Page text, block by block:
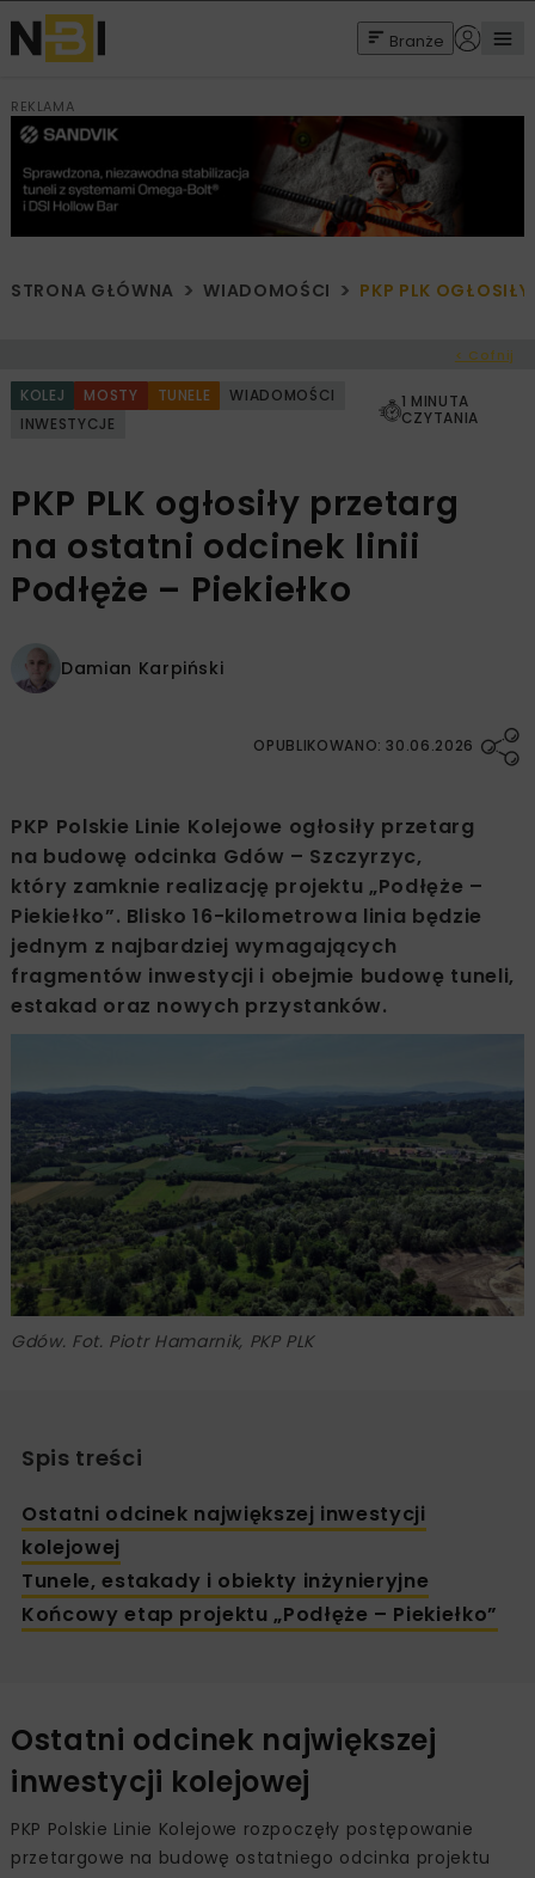
Branże
REKLAMA
STRONA GŁÓWNA WIADOMOŚCI PKP PLK
< Cofnij
KOLEJ MOSTY TUNELE
WIADOMOŚCI
INWESTYCJE
1 MINUTA
CZYTANIA
PKP PLK ogłosiły przetarg
na ostatni odcinek linii
Podłęże – Piekiełko
Damian Karpiński
OPUBLIKOWANO: 30.06.2026
PKP Polskie Linie Kolejowe ogłosiły przetarg
na budowę odcinka Gdów – Szczyrzyc,
który zamknie realizację projektu „Podłęże –
Piekiełko”. Blisko 16-kilometrowa linia będzie
jednym z najbardziej wymagających
fragmentów inwestycji i obejmie budowę tuneli,
estakad oraz nowych przystanków.
Gdów. Fot. Piotr Hamarnik, PKP PLK
Spis treści
Ostatni odcinek największej inwestycji
kolejowej
Tunele, estakady i obiekty inżynieryjne
Końcowy etap projektu „Podłęże – Piekiełko”
Ostatni odcinek największej
inwestycji kolejowej
PKP Polskie Linie Kolejowe rozpoczęły postępowanie
przetargowe na budowę ostatniego odcinka projektu